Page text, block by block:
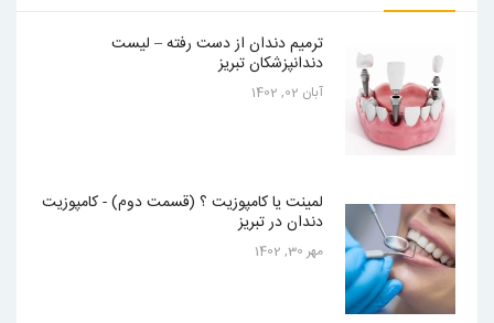
ترمیم دندان از دست رفته – لیست
دندانپزشکان تبریز
آبان 02, 1402
لمینت یا کامپوزیت ؟ (قسمت دوم) - کامپوزیت
دندان در تبریز
مهر 30, 1402